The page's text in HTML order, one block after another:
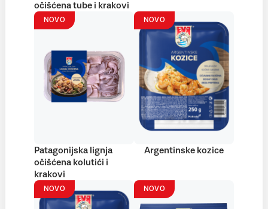
očišćena tube i krakovi
NOVO
Patagonijska lignja
očišćena kolutići i
krakovi
NOVO
Argentinske kozice
NOVO NOVO